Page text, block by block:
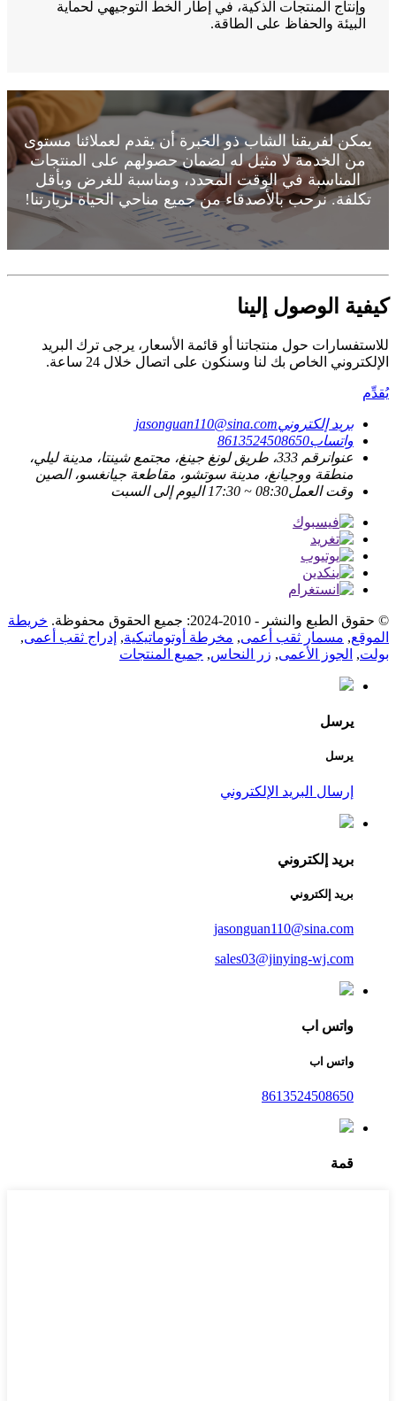
وإنتاج المنتجات الذكية، في إطار الخط التوجيهي لحماية
البيئة والحفاظ على الطاقة.
يمكن لفريقنا الشاب ذو الخبرة أن يقدم لعملائنا مستوى
من الخدمة لا مثيل له لضمان حصولهم على المنتجات
المناسبة في الوقت المحدد، ومناسبة للغرض وبأقل
تكلفة. نرحب بالأصدقاء من جميع مناحي الحياة لزيارتنا!
كيفية الوصول إلينا
للاستفسارات حول منتجاتنا أو قائمة الأسعار، يرجى ترك البريد
الإلكتروني الخاص بك لنا وسنكون على اتصال خلال 24 ساعة.
يُقدِّم
بريد إلكترونيjasonguan110@sina.com
واتساب8613524508650
عنوان
رقم 333، طريق لونغ جينغ، مجتمع شينتا، مدينة ليلي،
منطقة ووجيانغ، مدينة سوتشو، مقاطعة جيانغسو، الصين
وقت العمل08:30 ~ 17:30 اليوم إلى السبت
© حقوق الطبع والنشر - 2010-2024: جميع الحقوق محفوظة.
خريطة
الموقع, مسمار ثقب أعمى, مخرطة أوتوماتيكية, إدراج ثقب أعمى,
بولت, الجوز الأعمى, زر النحاس, جميع المنتجات
يرسل
يرسل
إرسال البريد الإلكتروني
بريد إلكتروني
بريد إلكتروني
jasonguan110@sina.com
sales03@jinying-wj.com
واتس اب
واتس اب
8613524508650
قمة